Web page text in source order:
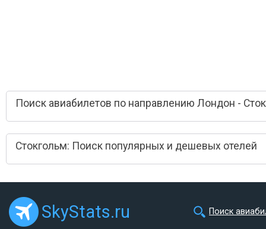
Поиск авиабилетов по направлению Лондон -
Стокгольм: Поиск популярных и дешевых отелей
SkyStats.ru Поиск